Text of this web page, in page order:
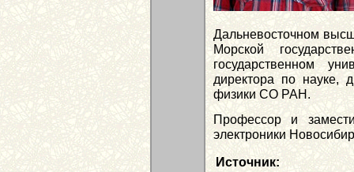
Дальневосточном
Морской
государствен­ном
директора по науке,
физики СО РАН.
Профессор и
электроники
Источник: